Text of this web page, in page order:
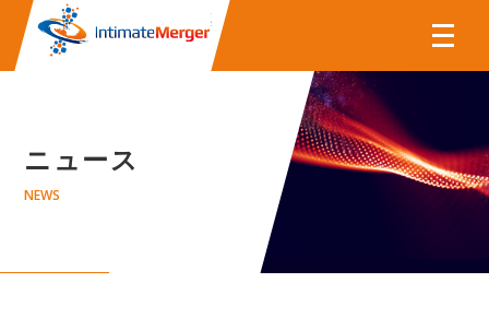
株式会社インティメート・マー
ニュース
NEWS